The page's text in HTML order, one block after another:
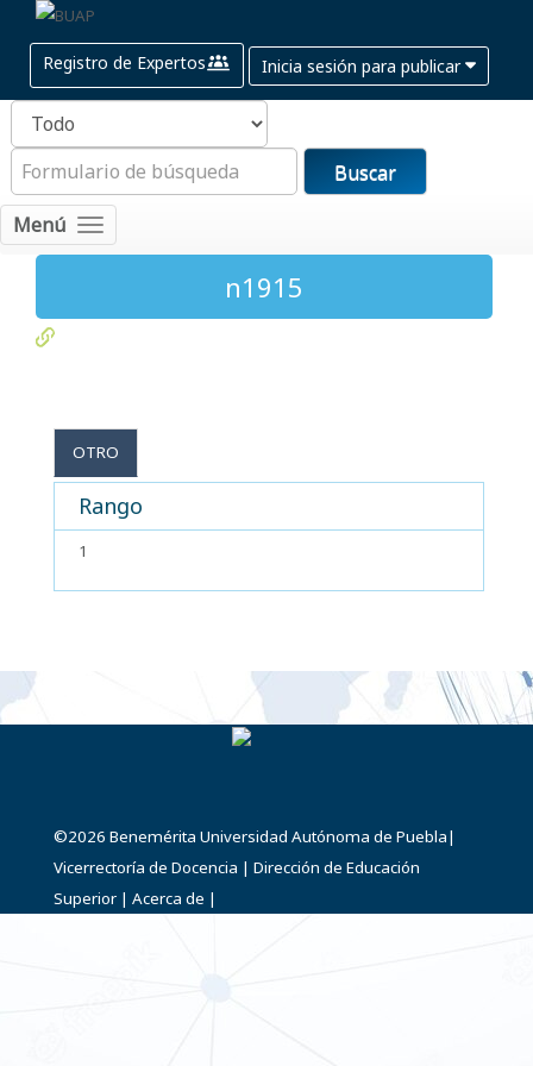
Registro de Expertos Inicia sesión para publicar
Buscar
Menú
n1915
OTRO
Rango
1
©2026 Benemérita Universidad Autónoma de Puebla|
Vicerrectoría de Docencia | Dirección de Educación
Superior | Acerca de |